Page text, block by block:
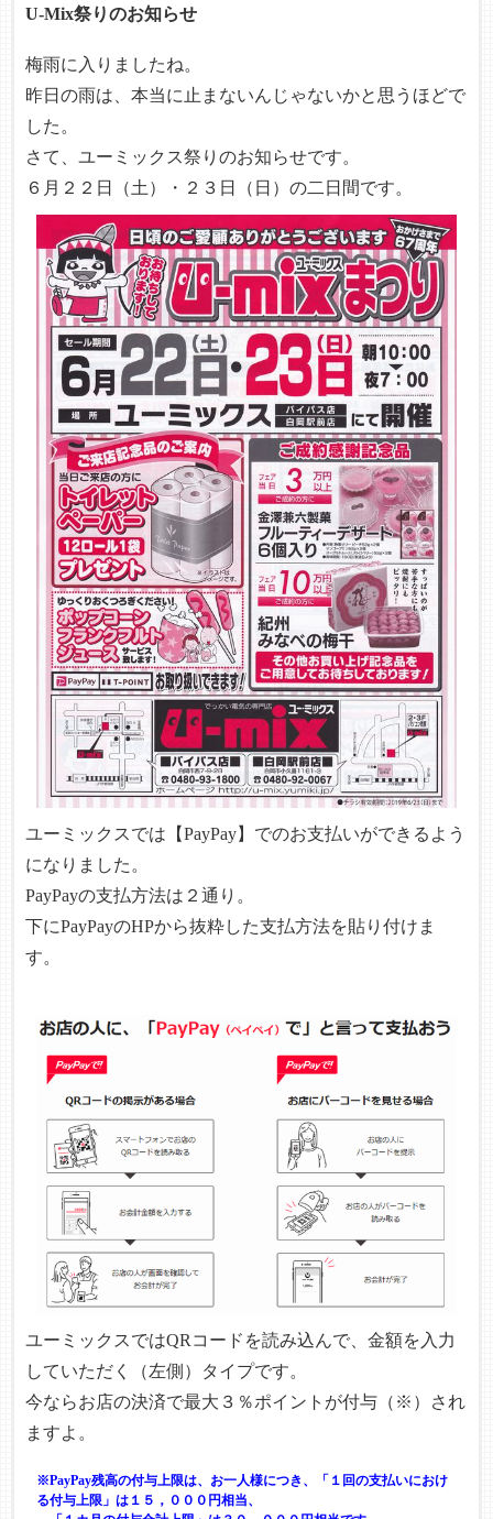
U-Mix祭りのお知らせ
梅雨に入りましたね。
昨日の雨は、本当に止まないんじゃないかと思うほどで
した。
さて、ユーミックス祭りのお知らせです。
６月２２日（土）・２３日（日）の二日間です。
ユーミックスでは【PayPay】でのお支払いができるよう
になりました。
PayPayの支払方法は２通り。
下にPayPayのHPから抜粋した支払方法を貼り付けま
す。
ユーミックスではQRコードを読み込んで、金額を入力
していただく（左側）タイプです。
今ならお店の決済で最大３％ポイントが付与（※）され
ますよ。
※PayPay残高の付与上限は、お一人様につき、「１回の支払いにおけ
る付与上限」は１５，０００円相当、